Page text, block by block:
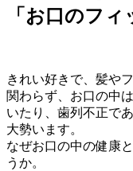
「お口のフィ
きれい好きで、髪や
関わらず、お口の中
いたり、歯列不正で
大勢います。
なぜお口の中の健康
うか。